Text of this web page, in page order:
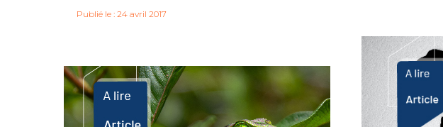
Publié le : 24 avril 2017